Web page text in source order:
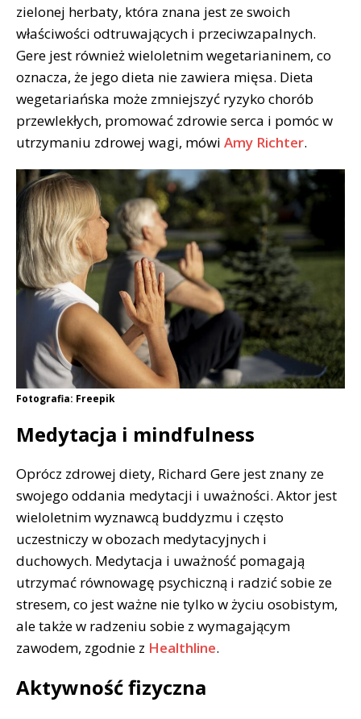
zielonej herbaty, która znana jest ze swoich
właściwości odtruwających i przeciwzapalnych.
Gere jest również wieloletnim wegetarianinem, co
oznacza, że jego dieta nie zawiera mięsa. Dieta
wegetariańska może zmniejszyć ryzyko chorób
przewlekłych, promować zdrowie serca i pomóc w
utrzymaniu zdrowej wagi, mówi Amy Richter.
Fotografia: Freepik
Medytacja i mindfulness
Oprócz zdrowej diety, Richard Gere jest znany ze
swojego oddania medytacji i uważności. Aktor jest
wieloletnim wyznawcą buddyzmu i często
uczestniczy w obozach medytacyjnych i
duchowych. Medytacja i uważność pomagają
utrzymać równowagę psychiczną i radzić sobie ze
stresem, co jest ważne nie tylko w życiu osobistym,
ale także w radzeniu sobie z wymagającym
zawodem, zgodnie z Healthline.
Aktywność fizyczna